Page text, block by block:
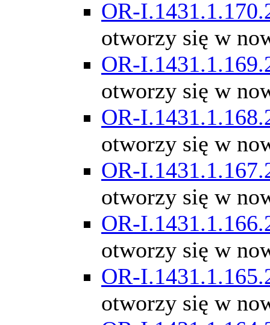
OR-
otworzy się w
OR-
otworzy się w
OR-
otworzy się w
OR-
otworzy się w
OR-
otworzy się w
OR-
otworzy się w